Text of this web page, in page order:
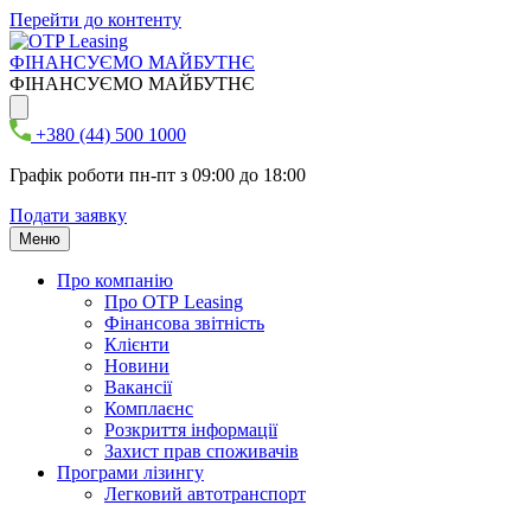
Перейти до контенту
ФІНАНСУЄМО МАЙБУТНЄ
ФІНАНСУЄМО МАЙБУТНЄ
+380 (44) 500 1000
Графік роботи пн-пт з 09:00 до 18:00
Подати заявку
Меню
Про компанію
Про ОТР Leasing
Фінансова звітність
Клієнти
Новини
Вакансії
Комплаєнс
Розкриття інформації
Захист прав споживачів
Програми лізингу
Легковий автотранспорт